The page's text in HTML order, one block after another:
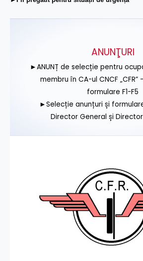
ANUNŢURI
►ANUNȚ de selecție pentru
membru în CA-ul CNCF „CFR”
formulare F1-F5
►Selecție anunțuri și
Director General și